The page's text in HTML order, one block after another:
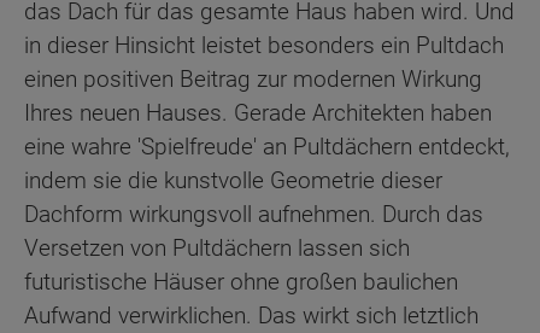
das Dach für das gesamte Haus haben wird. Und
in dieser Hinsicht leistet besonders ein Pultdach
einen positiven Beitrag zur modernen Wirkung
Ihres neuen Hauses. Gerade Architekten haben
eine wahre 'Spielfreude' an Pultdächern entdeckt,
indem sie die kunstvolle Geometrie dieser
Dachform wirkungsvoll aufnehmen. Durch das
Versetzen von Pultdächern lassen sich
futuristische Häuser ohne großen baulichen
Aufwand verwirklichen. Das wirkt sich letztlich